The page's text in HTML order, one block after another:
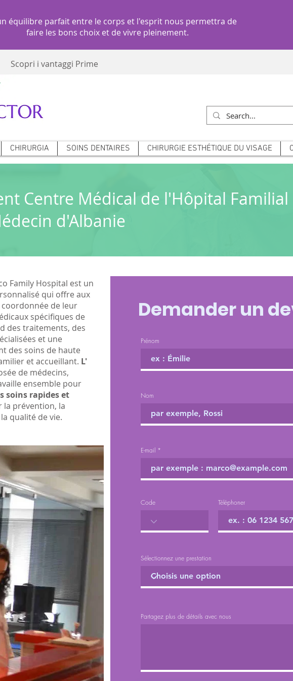
équilibre parfait entre le corps et l'esprit nous permettra de
faire les bons choix et de vivre pleinement.
Scopri i vantaggi Prime
CHIRURGIA SOINS DENTAIRES CHIRURGIE ESTHÉTIQUE DU VISAGE
Centre Médical de l'Hôpital Familial
d'Albanie
Family Hospital est un
qui offre aux
de leur
spécifiques de
des traitements, des
et une
des soins de haute
et accueillant. L'
de médecins,
ensemble pour
soins rapides et
la prévention, la
qualité de vie.
Demander un
Prénom
Nom
E-mail
Code Téléphoner
Sélectionnez une prestation
Partagez plus de détails avec nous